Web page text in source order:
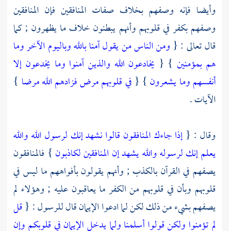
وأيضا فإنه وصفهم بخلاف صفات المنافقين فإن المنافقين
وصفهم بكفر في قلوبهم وأنهم يبطنون خلاف ما يظهرون ; كما
قال تعالى : { ومن الناس من يقول آمنا بالله وباليوم الآخر وما
هم بمؤمنين } { يخادعون الله والذين آمنوا وما يخدعون إلا
أنفسهم وما يشعرون } { في قلوبهم مرض فزادهم الله مرضا }
الآيات .
وقال : {إذا جاءك المنافقون قالوا نشهد إنك لرسول الله والله
يعلم إنك لرسوله والله يشهد إن المنافقين لكاذبون } فالمنافقون
يصفهم في القرآن بالكذب ; وأنهم يقولون بأفواههم ما ليس في
قلوبهم وبأن في قلوبهم من الكفر ما يعاقبون عليه ; وهؤلاء لم
يصفهم بشيء من ذلك لكن لما ادعوا الإيمان قال للرسول : {قل
لم تؤمنوا ولكن قولوا أسلمنا ولما يدخل الإيمان في قلوبكم وإن